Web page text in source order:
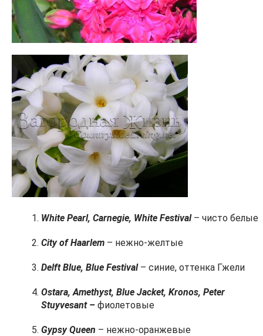
White Pearl, Carnegie, White Festival– чисто белые
City of Haarlem – нежно-желтые
Delft Blue, Blue Festival– синие, оттенка Гжели
Ostara, Amethyst, Blue Jacket, Kronos, Peter
Stuyvesant – фиолетовые
Gypsy Queen – нежно-оранжевые